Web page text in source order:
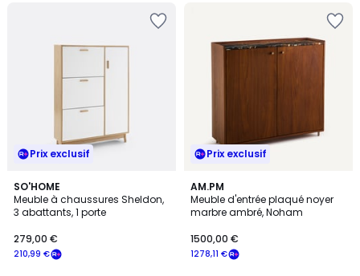
Prix exclusif
SO'HOME
Meuble à chaussures Sheldon,
3 abattants, 1 porte
210,99 €
279,00 €
4
/
5
Prix exclusif
AM.PM
Meuble d'entrée plaqué noyer
marbre ambré, Noham
1278,11 €
1500,00 €